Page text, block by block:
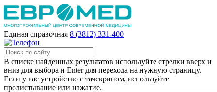
Единая справочная 8 (3812) 331-400
В списке найденных результатов используйте стрелки вверх и
вниз для выбора и Enter для перехода на нужную страницу.
Если у вас устройство с тачскрином, используйте
пролистывание или нажатие.